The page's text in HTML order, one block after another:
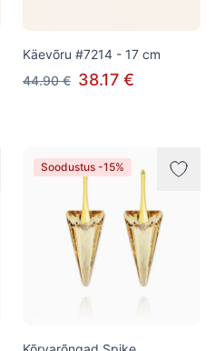
Käevõru #7214 - 17 cm
44.90 € 38.17 €
Soodustus -15%